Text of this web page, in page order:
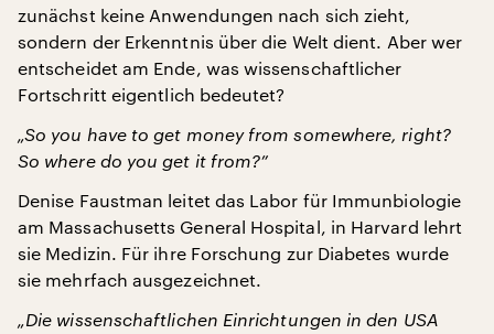
zunächst keine Anwendungen nach sich zieht,
sondern der Erkenntnis über die Welt dient. Aber wer
entscheidet am Ende, was wissenschaftlicher
Fortschritt eigentlich bedeutet?
„So you have to get money from somewhere, right?
So where do you get it from?”
Denise Faustman leitet das Labor für Immunbiologie
am Massachusetts General Hospital, in Harvard lehrt
sie Medizin. Für ihre Forschung zur Diabetes wurde
sie mehrfach ausgezeichnet.
„Die wissenschaftlichen Einrichtungen in den USA